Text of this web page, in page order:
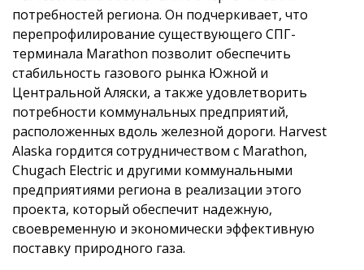
потребностей региона. Он подчеркивает, что
перепрофилирование существующего СПГ-
терминала Marathon позволит обеспечить
стабильность газового рынка Южной и
Центральной Аляски, а также удовлетворить
потребности коммунальных предприятий,
расположенных вдоль железной дороги. Harvest
Alaska гордится сотрудничеством с Marathon,
Chugach Electric и другими коммунальными
предприятиями региона в реализации этого
проекта, который обеспечит надежную,
своевременную и экономически эффективную
поставку природного газа.